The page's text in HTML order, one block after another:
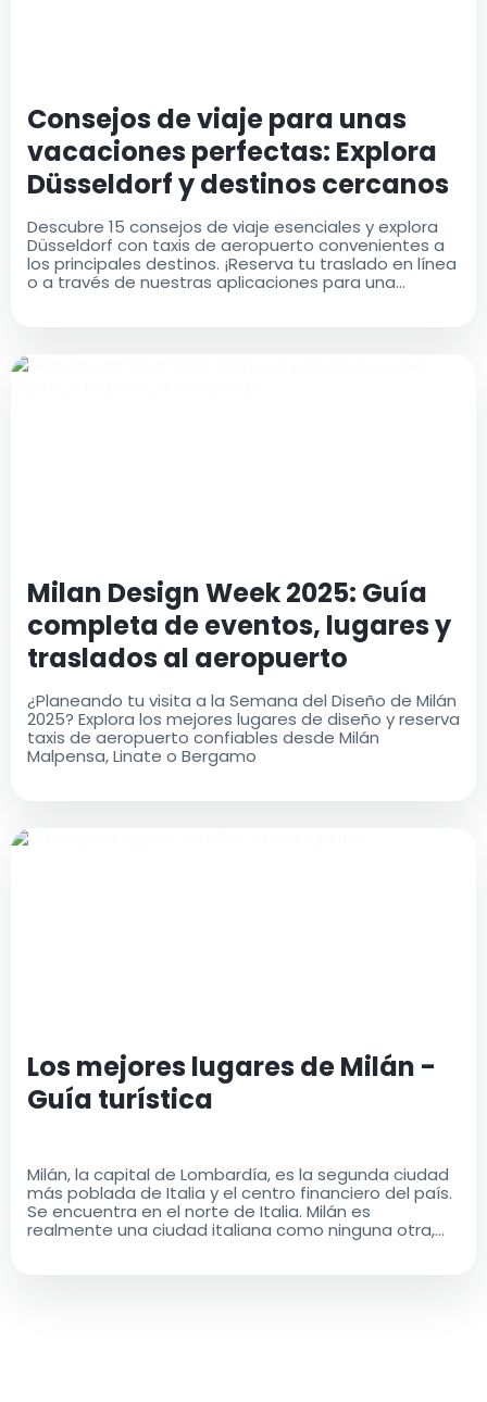
Consejos de viaje para unas
vacaciones perfectas: Explora
Düsseldorf y destinos cercanos
Descubre 15 consejos de viaje esenciales y explora
Düsseldorf con taxis de aeropuerto convenientes a
los principales destinos. ¡Reserva tu traslado en línea
o a través de nuestras aplicaciones para una
Milan Design Week 2025: Guía
completa de eventos, lugares y
traslados al aeropuerto
¿Planeando tu visita a la Semana del Diseño de Milán
2025? Explora los mejores lugares de diseño y reserva
taxis de aeropuerto confiables desde Milán
Malpensa, Linate o Bergamo
Los mejores lugares de Milán -
Guía turística
Milán, la capital de Lombardía, es la segunda ciudad
más poblada de Italia y el centro financiero del país.
Se encuentra en el norte de Italia. Milán es
realmente una ciudad italiana como ninguna otra,